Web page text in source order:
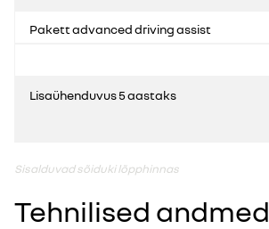
Pakett advanced driving assist
Lisaühenduvus 5 aastaks
Sisalduvad sõiduki lõpphinnas
Tehnilised andmed